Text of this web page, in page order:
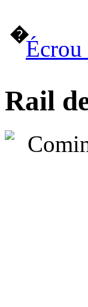
�
Écrou
Rail